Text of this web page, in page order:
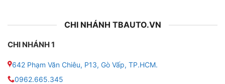
▶Cấu hình mạnh mẽ – Vận hành mượt mà
Zestech ZX10+ Bản giới hạn được trang bị cấu hình
CHI NHÁNH TBAUTO.VN
CHI NHÁNH 1
642 Phạm Văn Chiêu, P13, Gò Vấp, TP.HCM.
0962.665.345